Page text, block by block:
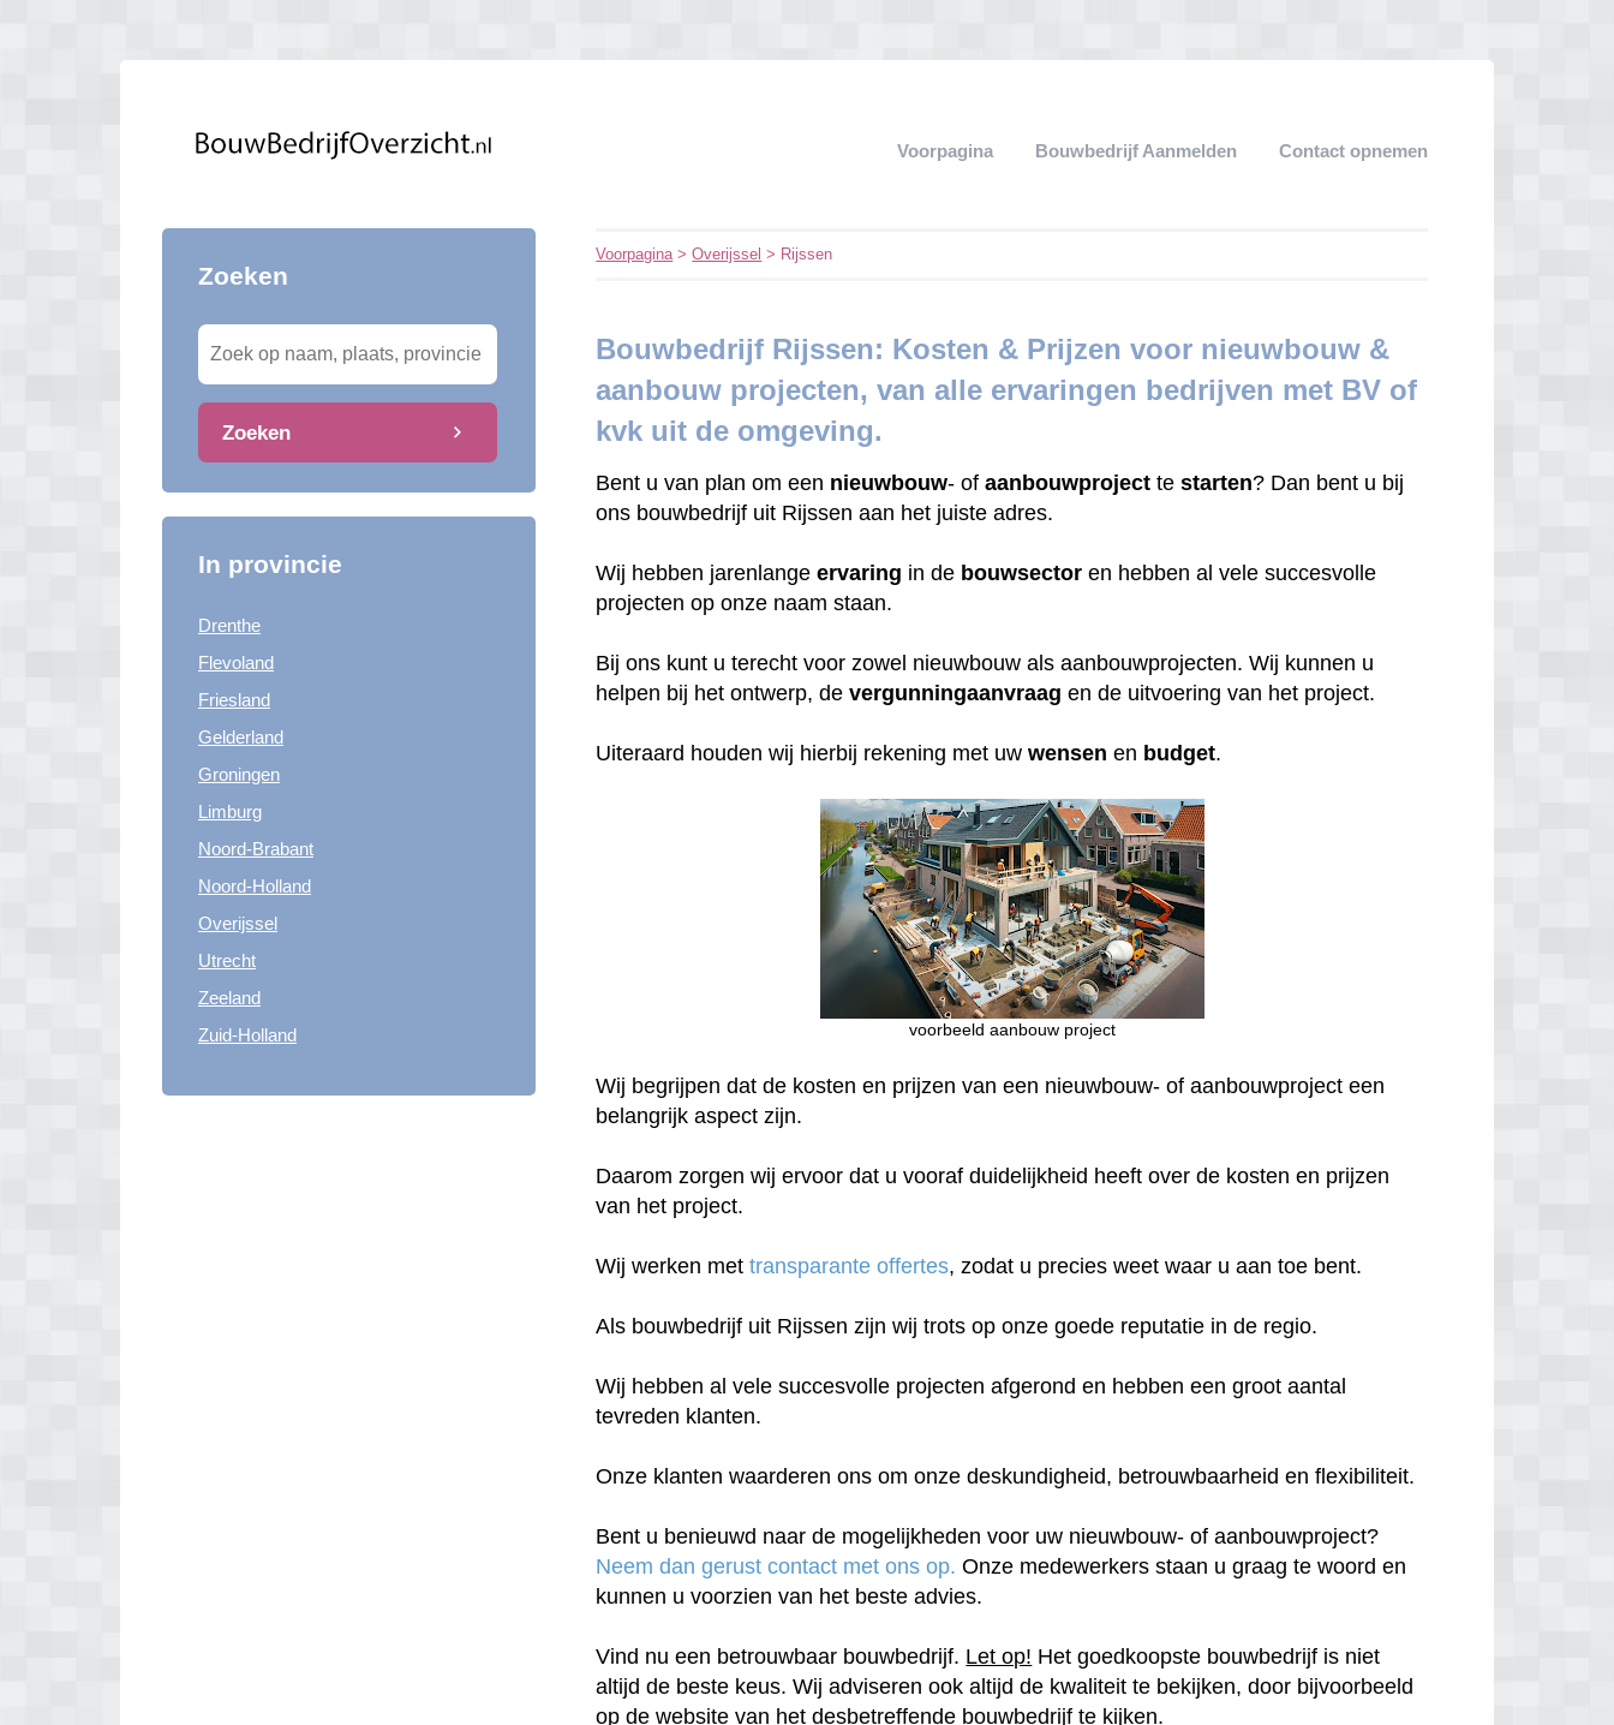
Voorpagina Bouwbedrijf Aanmelden Contact opnemen
Zoeken
Zoeken
In provincie
Drenthe
Flevoland
Friesland
Gelderland
Groningen
Limburg
Noord-Brabant
Noord-Holland
Overijssel
Utrecht
Zeeland
Zuid-Holland
Voorpagina>Overijssel > Rijssen
Bouwbedrijf Rijssen: Kosten & Prijzen voor nieuwbouw &
aanbouw projecten, van alle ervaringen bedrijven met BV of
kvk uit de omgeving.
Bent u van plan om een nieuwbouw- ofaanbouwproject testarten? Dan bent u bij
ons bouwbedrijf uit Rijssen aan het juiste adres.
Wij hebben jarenlangeervaring in de bouwsector en hebben al vele succesvolle
projecten op onze naam staan.
Bij ons kunt u terecht voor zowel nieuwbouw als aanbouwprojecten. Wij kunnen u
helpen bij het ontwerp, devergunningaanvraag en de uitvoering van het project.
Uiteraard houden wij hierbij rekening met uwwensen en budget.
voorbeeld aanbouw project
Wij begrijpen dat de kosten en prijzen van een nieuwbouw- of aanbouwproject een
belangrijk aspect zijn.
Daarom zorgen wij ervoor dat u vooraf duidelijkheid heeft over de kosten en prijzen
van het project.
Wij werken mettransparante offertes, zodat u precies weet waar u aan toe bent.
Als bouwbedrijf uit Rijssen zijn wij trots op onze goede reputatie in de regio.
Wij hebben al vele succesvolle projecten afgerond en hebben een groot aantal
tevreden klanten.
Onze klanten waarderen ons om onze deskundigheid, betrouwbaarheid en flexibiliteit.
Bent u benieuwd naar de mogelijkheden voor uw nieuwbouw- of aanbouwproject?
Neem dan gerust contact met ons op.Onze medewerkers staan u graag te woord en
kunnen u voorzien van het beste advies.
Vind nu een betrouwbaar bouwbedrijf. Let op! Het goedkoopste bouwbedrijf is niet
altijd de beste keus. Wij adviseren ook altijd de kwaliteit te bekijken, door bijvoorbeeld
op de website van het desbetreffende bouwbedrijf te kijken.